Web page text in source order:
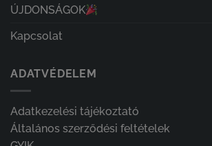
ÚJDONSÁGOK
Kapcsolat
ADATVÉDELEM
Adatkezelési tájékoztató
Általános szerződési feltételek